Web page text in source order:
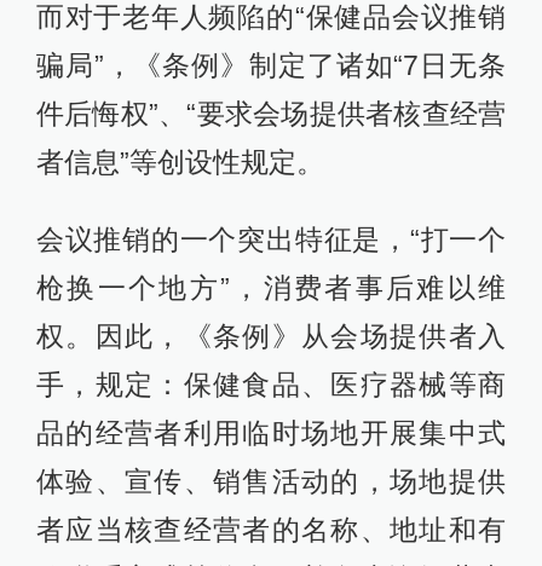
而对于老年人频陷的“保健品会议推销
骗局”，《条例》制定了诸如“7日无条
件后悔权”、“要求会场提供者核查经营
者信息”等创设性规定。
会议推销的一个突出特征是，“打一个
枪换一个地方”，消费者事后难以维
权。因此，《条例》从会场提供者入
手，规定：保健食品、医疗器械等商
品的经营者利用临时场地开展集中式
体验、宣传、销售活动的，场地提供
者应当核查经营者的名称、地址和有